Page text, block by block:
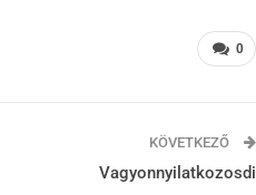
0
KÖVETKEZŐ
Vagyonnyilatkozosdi